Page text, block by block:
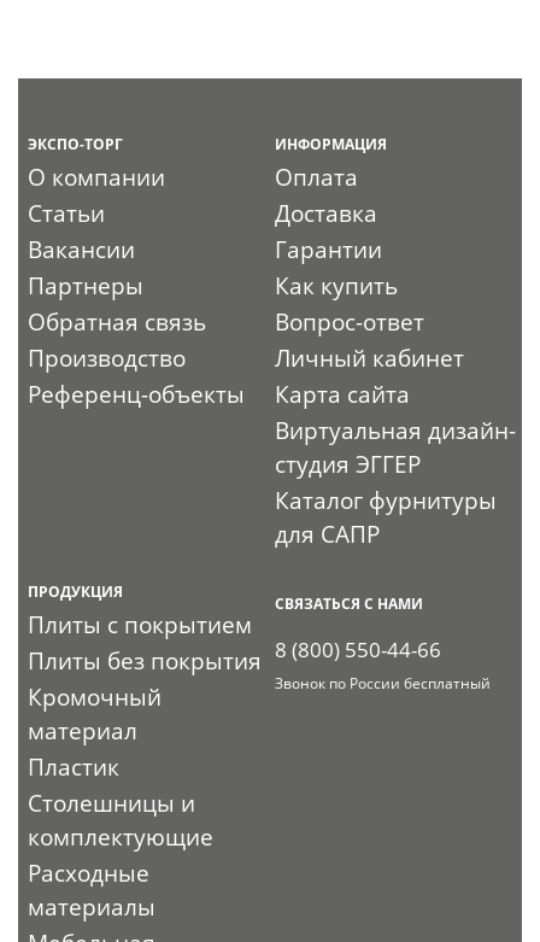
ЭКСПО-ТОРГ
О компании
Статьи
Вакансии
Партнеры
Обратная связь
Производство
Референц-объекты
ИНФОРМАЦИЯ
Оплата
Доставка
Гарантии
Как купить
Вопрос-ответ
Личный кабинет
Карта сайта
Виртуальная дизайн-
студия ЭГГЕР
Каталог фурнитуры
для САПР
ПРОДУКЦИЯ
Плиты с покрытием
Плиты без покрытия
Кромочный
материал
Пластик
Столешницы и
комплектующие
Расходные
материалы
СВЯЗАТЬСЯ С НАМИ
8 (800) 550-44-66
Звонок по России бесплатный